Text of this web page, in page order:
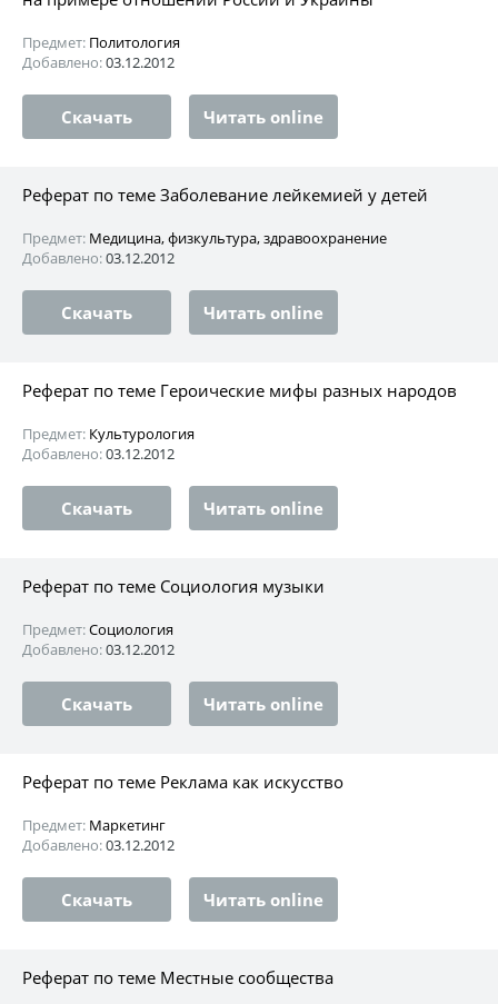
Предмет: Политология
Добавлено:03.12.2012
Скачать Читать online
Реферат по теме Заболевание лейкемией у детей
Предмет: Медицина, физкультура, здравоохранение
Добавлено:03.12.2012
Скачать Читать online
Реферат по теме Героические мифы разных народов
Предмет: Культурология
Добавлено:03.12.2012
Скачать Читать online
Реферат по теме Социология музыки
Предмет:Социология
Добавлено:03.12.2012
Скачать Читать online
Реферат по теме Реклама как искусство
Предмет: Маркетинг
Добавлено:03.12.2012
Скачать Читать online
Реферат по теме Местные сообщества